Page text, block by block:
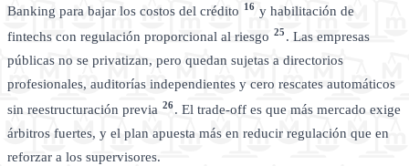
Banking para bajar los costos del crédito 16 y habilitación de
fintechs con regulación proporcional al riesgo 25 . Las empresas
públicas no se privatizan, pero quedan sujetas a directorios
profesionales, auditorías independientes y cero rescates automáticos
sin reestructuración previa 26. El trade-off es que más mercado exige
árbitros fuertes, y el plan apuesta más en reducir regulación que en
reforzar a los supervisores.